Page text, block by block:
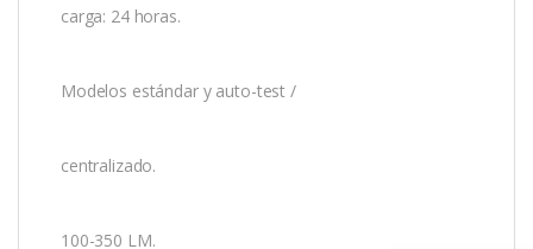
carga: 24 horas.
Modelos estándar y auto-test /
centralizado.
100-350 LM.